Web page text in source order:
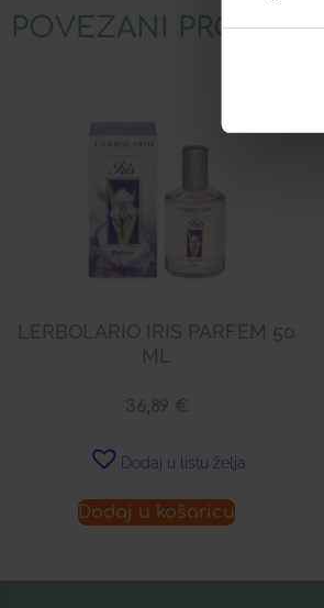
POVEZANI
LERBOLARIO IRIS PARFEM 50
ML
36,89 €
Dodaj u listu želja
Dodaj u košaricu